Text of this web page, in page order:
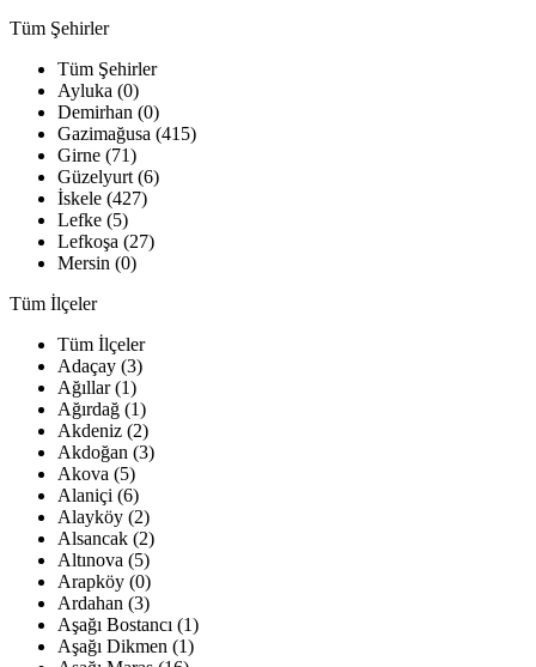
Tüm Şehirler
Tüm Şehirler
Ayluka (0)
Demirhan (0)
Gazimağusa (415)
Girne (71)
Güzelyurt (6)
İskele (427)
Lefke (5)
Lefkoşa (27)
Mersin (0)
Tüm İlçeler
Tüm İlçeler
Adaçay (3)
Ağıllar (1)
Ağırdağ (1)
Akdeniz (2)
Akdoğan (3)
Akova (5)
Alaniçi (6)
Alayköy (2)
Alsancak (2)
Altınova (5)
Arapköy (0)
Ardahan (3)
Aşağı Bostancı (1)
Aşağı Dikmen (1)